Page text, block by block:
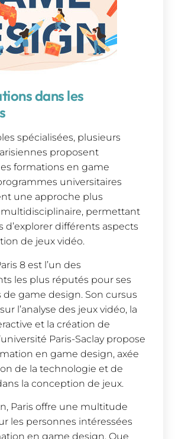
dans les
spécialisées, plusieurs
proposent
formations en game
universitaires
une approche plus
permettant
d’explorer différents aspects
de jeux vidéo.
8 est l’un des
les plus réputés pour ses
game design. Son cursus
l’analyse des jeux vidéo, la
et la création de
Paris-Saclay propose
en game design, axée
de la technologie et de
la conception de jeux.
Paris offre une multitude
les personnes intéressées
en game design. Que